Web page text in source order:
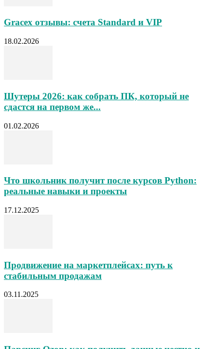
Gracex отзывы: счета Standard и VIP
18.02.2026
Шутеры 2026: как собрать ПК, который не
сдастся на первом же...
01.02.2026
Что школьник получит после курсов Python:
реальные навыки и проекты
17.12.2025
Продвижение на маркетплейсах: путь к
стабильным продажам
03.11.2025